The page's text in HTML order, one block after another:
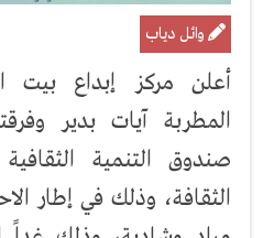
وائل دياب
أعلن مركز إبداع
المطربة آيات بدير
صندوق التنمية
الثقافة، وذلك في إطار